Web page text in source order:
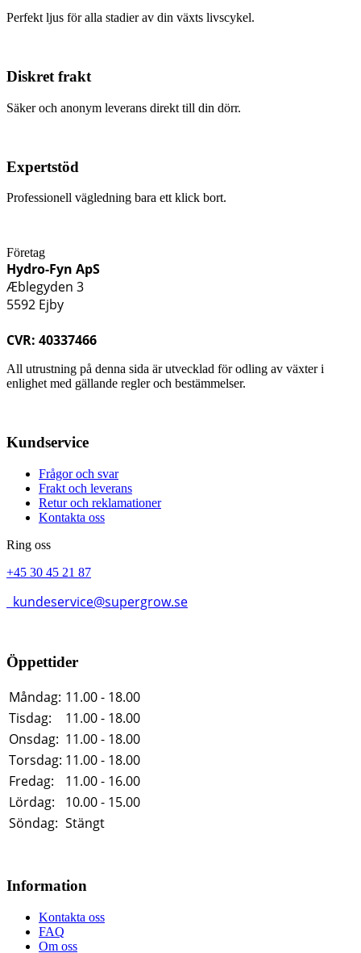
Perfekt ljus för alla stadier av din växts livscykel.
Diskret frakt
Säker och anonym leverans direkt till din dörr.
Expertstöd
Professionell vägledning bara ett klick bort.
Företag
Hydro-Fyn ApS
Æblegyden 3
5592 Ejby
CVR: 40337466
All utrustning på denna sida är utvecklad för odling av växter i
enlighet med gällande regler och bestämmelser.
Kundservice
Frågor och svar
Frakt och leverans
Retur och reklamationer
Kontakta oss
Ring oss
+45 30 45 21 87
kundeservice@supergrow.se
Öppettider
Måndag: 11.00 - 18.00
Tisdag:
11.00 - 18.00
Onsdag: 11.00 - 18.00
Torsdag: 11.00 - 18.00
Fredag:
11.00 - 16.00
Lördag:
10.00 - 15.00
Söndag: Stängt
Information
Kontakta oss
FAQ
Om oss